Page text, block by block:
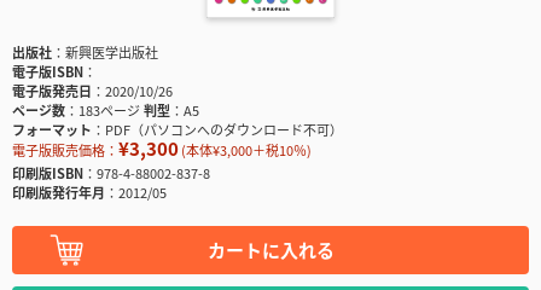
出版社
新興医学出版社
電子版ISBN
電子版発売日
2020/10/26
ページ数
183ページ判型
A5
フォーマット
PDF（パソコンへのダウンロード不可）
電子版販売価格： ¥3,300(本体¥3,000＋税10％)
印刷版ISBN
978-4-88002-837-8
印刷版発行年月
2012/05
カートに入れる